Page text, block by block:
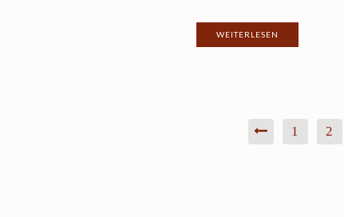
WEITERLESEN
1 2